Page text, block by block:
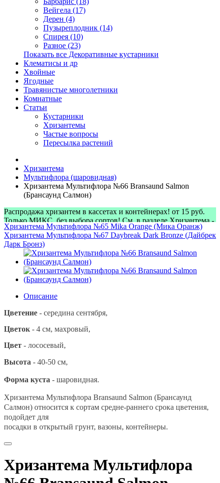
Вейгела (17)
Дерен (4)
Пузыреплодник (14)
Спирея (10)
Разное (23)
Показать все Декоративные кустарники
Клематисы и др
Хвойные
Ягодные
Травянистые многолетники
Комнатные
Статьи
Кустарники
Хризантемы
Частые вопросы
Пересылка растений
Хризантема
Мультифлора (шаровидная)
Хризантема Мультифлора №66 Bransaund Salmon
(Брансаунд Салмон)
Распродажа хризантем в кассетах и контейнерах! от 15 руб.
Только МИКС, без выбора сортов! См. в разделе Хризантема -
> Микс-наборы
Хризантема Мультифлора №65 Mika Orange (Мика Оранж)
Хризантема Мультифлора №67 Daybreak Dark Bronze (Дайбрек
Дарк Бронз)
Описание
Цветение - середина сентября,
Цветок - 4 см, махровый,
Цвет - лососевый,
Высота - 40-50 см,
Форма куста - шаровидная.
Хризантема Мультифлора Bransaund Salmon (Брансаунд
Салмон) относится к сортам средне-раннего срока цветения,
подойдет для
посадки в открытый грунт, вазоны, контейнеры.
Хризантема Мультифлора